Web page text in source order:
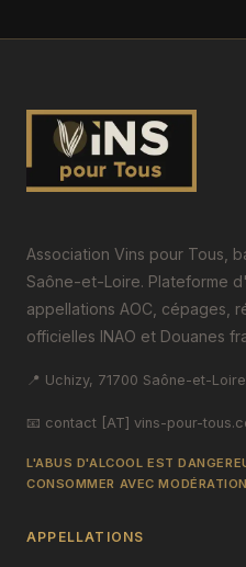
Association Vins pour Tous,
Saône-et-Loire. Plateforme
appellations AOC, cépages,
officielles INAO et Douanes
📍 Uchizy, 71700 Saône-et-
📧 contact [AT] vins-pour-
L'ABUS D'ALCOOL EST
CONSOMMER AVEC MODÉRATION
APPELLATIONS